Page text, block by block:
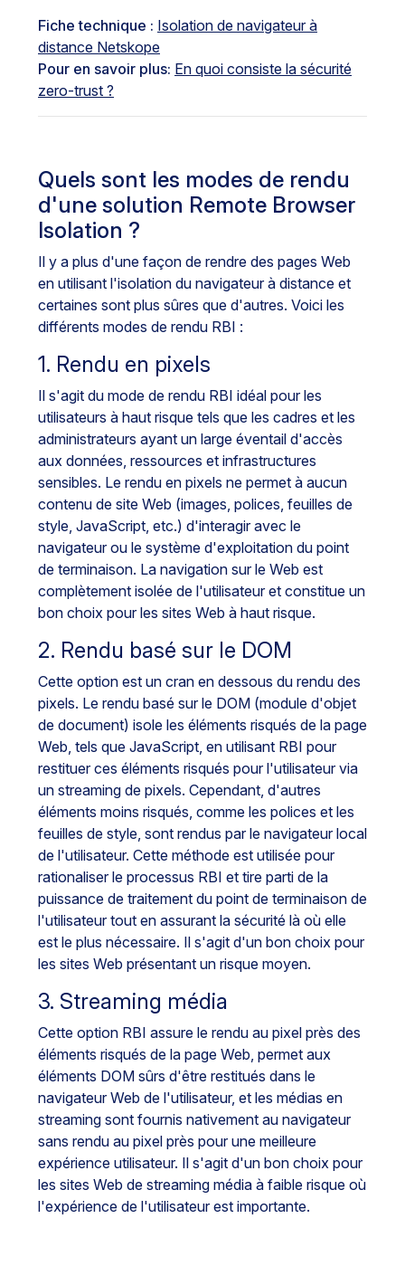
Fiche technique : Isolation de navigateur à
distance Netskope
Pour en savoir plus: En quoi consiste la sécurité
zero-trust ?
Quels sont les modes de rendu
d'une solution Remote Browser
Isolation ?
Il y a plus d'une façon de rendre des pages Web
en utilisant l'isolation du navigateur à distance et
certaines sont plus sûres que d'autres. Voici les
différents modes de rendu RBI :
1. Rendu en pixels
Il s'agit du mode de rendu RBI idéal pour les
utilisateurs à haut risque tels que les cadres et les
administrateurs ayant un large éventail d'accès
aux données, ressources et infrastructures
sensibles. Le rendu en pixels ne permet à aucun
contenu de site Web (images, polices, feuilles de
style, JavaScript, etc.) d'interagir avec le
navigateur ou le système d'exploitation du point
de terminaison. La navigation sur le Web est
complètement isolée de l'utilisateur et constitue un
bon choix pour les sites Web à haut risque.
2. Rendu basé sur le DOM
Cette option est un cran en dessous du rendu des
pixels. Le rendu basé sur le DOM (module d'objet
de document) isole les éléments risqués de la page
Web, tels que JavaScript, en utilisant RBI pour
restituer ces éléments risqués pour l'utilisateur via
un streaming de pixels. Cependant, d'autres
éléments moins risqués, comme les polices et les
feuilles de style, sont rendus par le navigateur local
de l'utilisateur. Cette méthode est utilisée pour
rationaliser le processus RBI et tire parti de la
puissance de traitement du point de terminaison de
l'utilisateur tout en assurant la sécurité là où elle
est le plus nécessaire. Il s'agit d'un bon choix pour
les sites Web présentant un risque moyen.
3. Streaming média
Cette option RBI assure le rendu au pixel près des
éléments risqués de la page Web, permet aux
éléments DOM sûrs d'être restitués dans le
navigateur Web de l'utilisateur, et les médias en
streaming sont fournis nativement au navigateur
sans rendu au pixel près pour une meilleure
expérience utilisateur. Il s'agit d'un bon choix pour
les sites Web de streaming média à faible risque où
l'expérience de l'utilisateur est importante.